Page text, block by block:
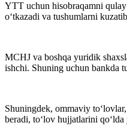
YTT uchun hisobraqamni
o‘tkazadi va tushumlarni
MCHJ va boshqa yuridik
ishchi. Shuning uchun bankda
Shuningdek, ommaviy
beradi, to‘lov hujjatlarini